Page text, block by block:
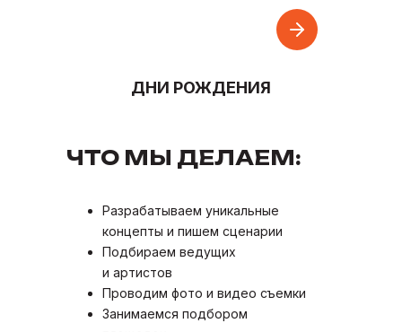
ДНИ РОЖДЕНИЯ
Разрабатываем уникальные
концепты и пишем сценарии
Подбираем ведущих
и артистов
Проводим фото и видео съемки
Занимаемся подбором
ЧТО МЫ ДЕЛАЕМ: